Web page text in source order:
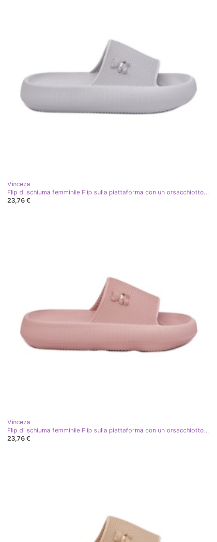
Vinceza
Flip di schiuma femminile Flip sulla piattaforma con un orsacchiotto Vinceza 75210 Grigio
23,76 €
Vinceza
Flip di schiuma femminile Flip sulla piattaforma con un orsacchiotto Vinceza 75210 Pink rosa
23,76 €